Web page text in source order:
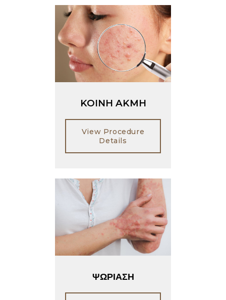
KOINH AKMH
View Procedure
Details
ΨΩΡΙΑΣΗ